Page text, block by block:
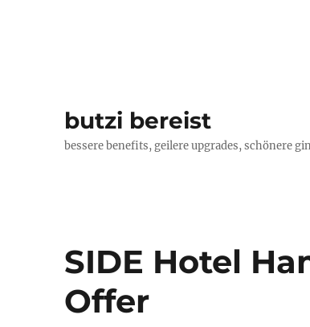
butzi bereist
bessere benefits, geilere upgrades, schönere
SIDE Hotel
Offer